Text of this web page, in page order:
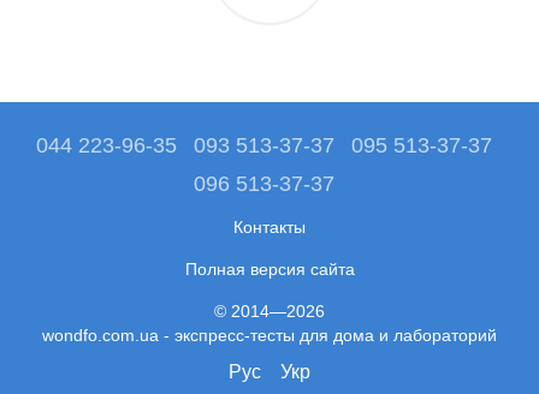
044 223-96-35 093 513-37-37
095 513-37-37
096 513-37-37
Контакты
Полная версия сайта
© 2014—2026
wondfo.com.ua - экспресс-тесты для дома и лабораторий
Рус Укр